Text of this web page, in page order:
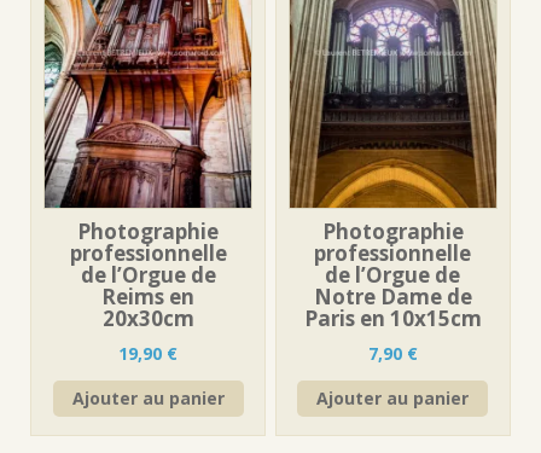
Photographie
professionnelle
de l’Orgue de
Reims en
20x30cm
19,90 €
Ajouter au panier
Photographie
professionnelle
de l’Orgue de
Notre Dame de
Paris en 10x15cm
7,90 €
Ajouter au panier